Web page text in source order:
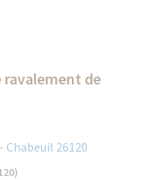
ravalement de